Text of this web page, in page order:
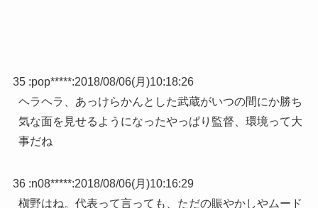
35 :pop*****:2018/08/06(月)10:18:26
ヘラヘラ、あっけらかんとした武蔵がいつの間にか勝ち
気な面を見せるようになったやっぱり監督、環境って大
事だね
36 :n08*****:2018/08/06(月)10:16:29
槇野はね。代表って言っても、ただの賑やかしやムード